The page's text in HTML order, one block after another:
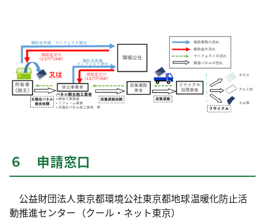
６ 申請窓口
公益財団法人東京都環境公社東京都地球温暖化防止活
動推進センター（クール・ネット東京）